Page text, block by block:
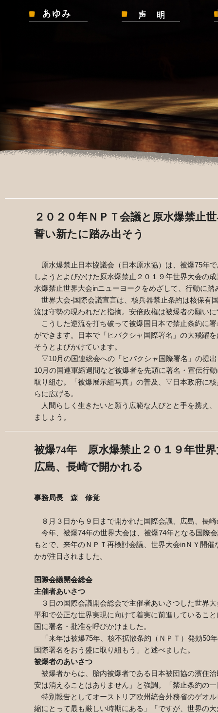
２０２０年ＮＰＴ会議と 原水爆禁止
誓い新たに踏み出そう
原水爆禁止日本協議会（日本原水協）は、被爆75年
しようとよびかけた原水爆禁止２０１９年世界大会の
水爆禁止世界大会inニューヨークをめざして、行動に
世界大会‐国際会議宣言は、核兵器禁止条約は核保有
流は守勢の現われだと指摘。安倍政権は被爆者の願い
こうした逆流を打ち破って被爆国日本で禁止条約に
ができます。日本で「ヒバクシャ国際署名」の大飛躍
そうとよびかけています。
▽10月の国連総会への「ヒバクシャ国際署名」の提
10月の国連軍縮週間など被爆者を先頭に署名・宣伝行
取り組む。「被爆展示組写真」の普及、▽日本政府に
らに広げる。
人間らしく生きたいと願う広範な人びとと手を携え
ましょう。
被爆74年 原水爆禁止２０１９年世界
広島、長崎で開かれる
事務局長 森 修覚
８月３日から９日まで開かれた国際会議、広島、長
今年、被爆74年の世界大会は、被爆74年となる国際
もとで、来年のＮＰＴ再検討会議、世界大会inＮＹ開催
かが注目されました。
国際会議開会総会
主催者あいさつ
３日の国際会議開会総会で主催者あいさつした世界
平和で公正な世界実現に向けて着実に前進しているこ
国に署名・批准を呼びかけました。
「来年は被爆75年、核不拡散条約（ＮＰＴ）発効50
国際署名をおう盛に取り組もう」と述べました。
被爆者のあいさつ
被爆者からは、胎内被爆者である日本被団協の濱住
安は消えることはありません」と強調。「禁止条約の
特別報告としてオーストリア欧州統合外務省のゲオ
縮にとって最も厳しい時期にある」「ですが、世界の